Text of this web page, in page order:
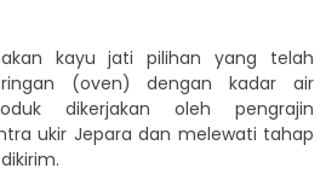
kayu jati pilihan yang telah
(oven) dengan kadar air
dikerjakan oleh pengrajin
ukir Jepara dan melewati tahap